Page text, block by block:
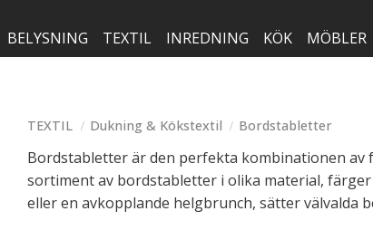
BELYSNING TEXTIL INREDNING KÖK MÖBLER
TEXTIL Dukning & Kökstextil Bordstabletter
Bordstabletter är den perfekta kombinationen av
sortiment av bordstabletter i olika material,
eller en avkopplande helgbrunch, sätter välvalda